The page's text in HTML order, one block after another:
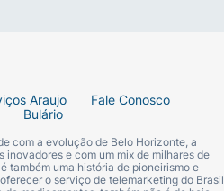
Araujo
Fale Conosco
Bulário
com a evolução de Belo Horizonte, a
e com um mix de milhares de
também uma história de pioneirismo e
o serviço de telemarketing do Brasil